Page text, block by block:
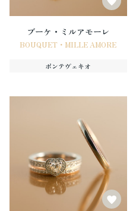
ブーケ・ミルアモーレ
BOUQUET・MILLE AMORE
ポンテヴェキオ